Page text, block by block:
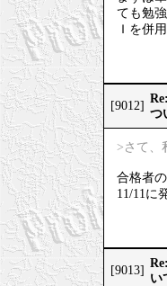
ても勉
Ｉを併
[9012]
つ
>さて、
合格者
11/11に
[9013]
い